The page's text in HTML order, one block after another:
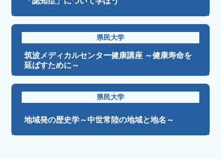
県民大学
筑波メディカルセンター健康講座 ～健康寿命を
延ばすために～
県民大学
地域発の歴史学～中世常陸の地域と地名～